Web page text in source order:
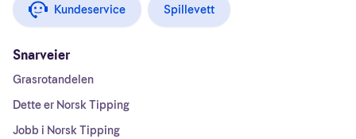
Kundeservice Spillevett
Snarveier
Grasrotandelen
Dette er Norsk Tipping
Jobb i Norsk Tipping